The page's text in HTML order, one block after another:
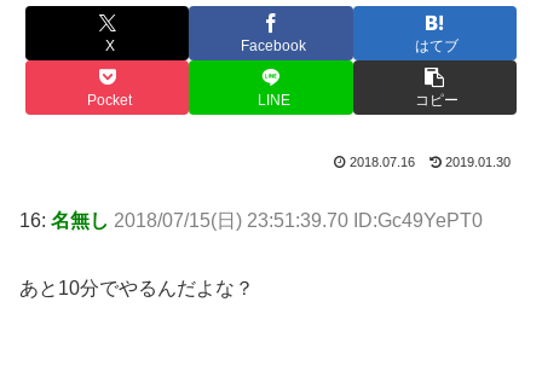
X Facebook はてブ
Pocket LINE コピー
2018.07.16 2019.01.30
16: 名無し 2018/07/15(日) 23:51:39.70 ID:Gc49YePT0
あと10分でやるんだよな？